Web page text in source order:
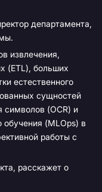
департамента,
извлечения,
(ETL), больших
естественного
сущностей
символов (OCR) и
обучения (MLOps) в
работы с
расскажет о